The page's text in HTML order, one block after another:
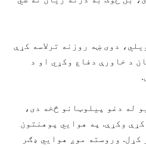
دوی ښه روزنه ترلاسه کړې
د خاورې دفاع وکړي او د
له دغو پیلوټانو څخه دی،
وکړې. په هوايي پوهنتون
وروسته موږ هوايي ډګر